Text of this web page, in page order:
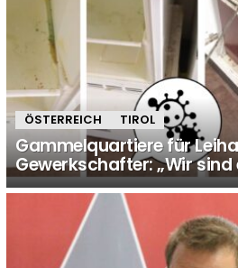
ÖSTERREICH TIROL
Gammelquartiere für
Gewerkschafter: „Wir sind